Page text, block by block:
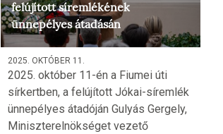
felújított síremlékének
ünnepélyes átadásán
2025. OKTÓBER 11.
2025. október 11-én a Fiumei úti
sírkertben, a felújított Jókai-síremlék
ünnepélyes átadóján Gulyás Gergely,
Miniszterelnökséget vezető